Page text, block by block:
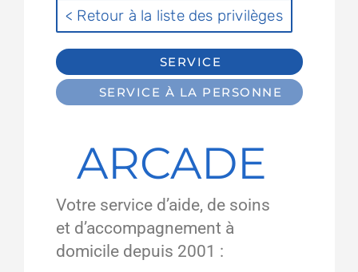
< Retour à la liste des privilèges
SERVICE
SERVICE À LA PERSONNE
ARCADE
Votre service d’aide, de soins
et d’accompagnement à
domicile depuis 2001 :